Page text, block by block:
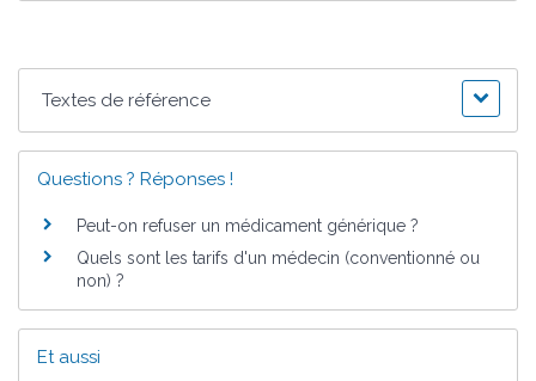
Textes de référence
Questions ? Réponses !
Peut-on refuser un médicament générique ?
Quels sont les tarifs d'un médecin (conventionné ou
non) ?
Et aussi